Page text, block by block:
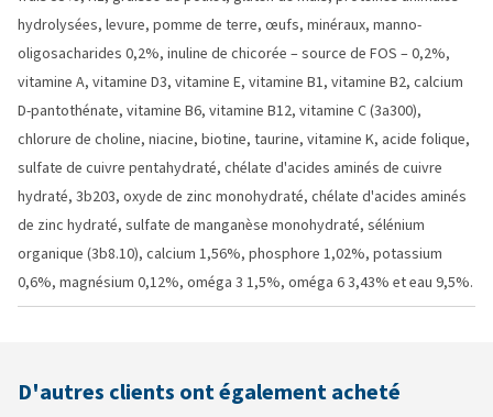
hydrolysées, levure, pomme de terre, œufs, minéraux, manno-
oligosacharides 0,2%, inuline de chicorée – source de FOS – 0,2%,
vitamine A, vitamine D3, vitamine E, vitamine B1, vitamine B2, calcium
D-pantothénate, vitamine B6, vitamine B12, vitamine C (3a300),
chlorure de choline, niacine, biotine, taurine, vitamine K, acide folique,
sulfate de cuivre pentahydraté, chélate d'acides aminés de cuivre
hydraté, 3b203, oxyde de zinc monohydraté, chélate d'acides aminés
de zinc hydraté, sulfate de manganèse monohydraté, sélénium
organique (3b8.10), calcium 1,56%, phosphore 1,02%, potassium
0,6%, magnésium 0,12%, oméga 3 1,5%, oméga 6 3,43% et eau 9,5%.
D'autres clients ont également acheté